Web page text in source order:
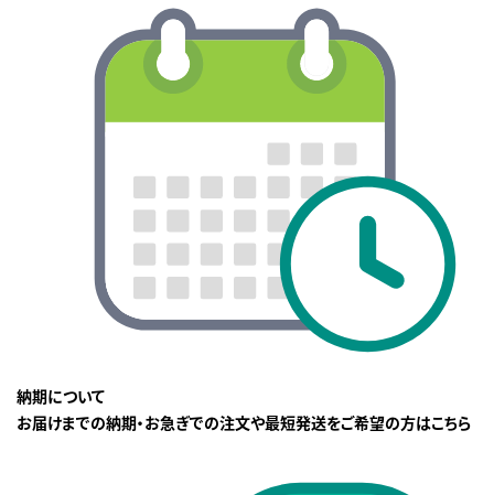
納期について
お届けまでの納期・お急ぎでの注文や最短発送をご希望の方はこちら